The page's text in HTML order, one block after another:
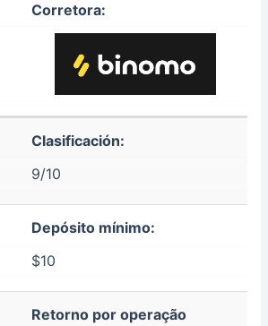
Corretora:
Clasificación:
9/10
Depósito mínimo:
$10
Retorno por operação